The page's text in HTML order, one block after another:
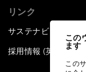
この
ます
この
リンク
サステナビリティへ
採用情報 (英語のみ)